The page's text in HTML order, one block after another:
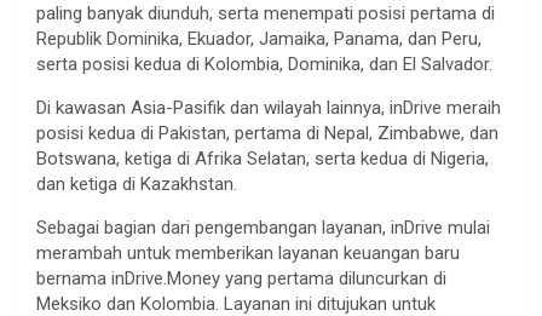
paling banyak diunduh, serta menempati posisi pertama di
Republik Dominika, Ekuador, Jamaika, Panama, dan Peru,
serta posisi kedua di Kolombia, Dominika, dan El Salvador.
Di kawasan Asia-Pasifik dan wilayah lainnya, inDrive meraih
posisi kedua di Pakistan, pertama di Nepal, Zimbabwe, dan
Botswana, ketiga di Afrika Selatan, serta kedua di Nigeria,
dan ketiga di Kazakhstan.
Sebagai bagian dari pengembangan layanan, inDrive mulai
merambah untuk memberikan layanan keuangan baru
bernama inDrive.Money yang pertama diluncurkan di
Meksiko dan Kolombia. Layanan ini ditujukan untuk